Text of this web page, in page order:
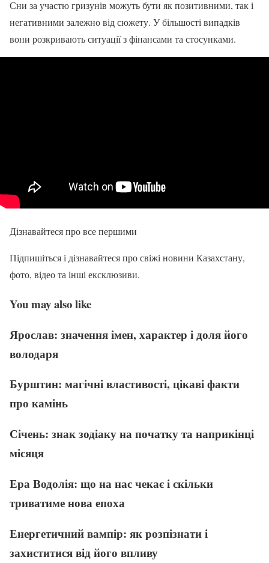
Сни за участю гризунів можуть бути як позитивними, так і
негативними залежно від сюжету. У більшості випадків
вони розкривають ситуації з фінансами та стосунками.
Дізнавайтеся про все першими
Підпишіться і дізнавайтеся про свіжі новини Казахстану,
фото, відео та інші ексклюзиви.
You may also like
Ярослав: значення імен, характер і доля його
володаря
Бурштин: магічні властивості, цікаві факти
про камінь
Січень: знак зодіаку на початку та наприкінці
місяця
Ера Водолія: що на нас чекає і скільки
триватиме нова епоха
Енергетичний вампір: як розпізнати і
захиститися від його впливу